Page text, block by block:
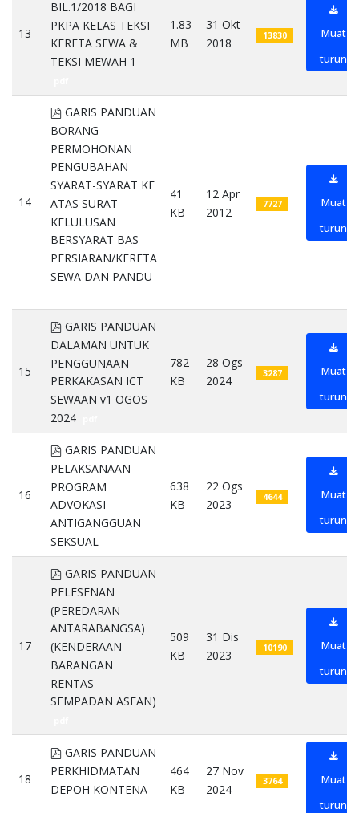
13
BIL.1/2018 BAGI
PKPA KELAS TEKSI
KERETA SEWA &
TEKSI MEWAH 1
1.83
MB
31 Okt
2018
13830
Muat
turun
14
pdf
GARIS PANDUAN
BORANG
PERMOHONAN
PENGUBAHAN
SYARAT-SYARAT KE
ATAS SURAT
KELULUSAN
BERSYARAT BAS
PERSIARAN/KERETA
SEWA DAN PANDU
41
KB
12 Apr
2012
7727
Muat
turun
15
pdf
GARIS PANDUAN
DALAMAN UNTUK
PENGGUNAAN
PERKAKASAN ICT
SEWAAN v1 OGOS
2024
782
KB
28 Ogs
2024
3287
Muat
turun
16
pdf
GARIS PANDUAN
PELAKSANAAN
PROGRAM
ADVOKASI
ANTIGANGGUAN
SEKSUAL
638
KB
22 Ogs
2023
4644
Muat
turun
17
pdf
GARIS PANDUAN
PELESENAN
(PEREDARAN
ANTARABANGSA)
(KENDERAAN
BARANGAN
RENTAS
SEMPADAN ASEAN)
509
KB
31 Dis
2023
10190
Muat
turun
18
pdf
GARIS PANDUAN
PERKHIDMATAN
DEPOH KONTENA
464
KB
27 Nov
2024
3764
Muat
turun